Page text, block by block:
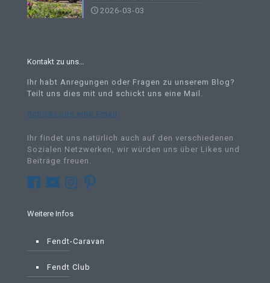
2026-03-03
Kontakt zu uns…
Ihr habt Anregungen oder Fragen zu unserem Blog?
Teilt uns dies mit und schickt uns eine Mail
Schickt uns eine Email
Ihr findet uns natürlich auch auf den verschiedenen
Sozialen Netzwerken, wir würden uns über Likes und
Beiträge freuen.
Weitere Infos
Fendt-Caravan
Fendt Club